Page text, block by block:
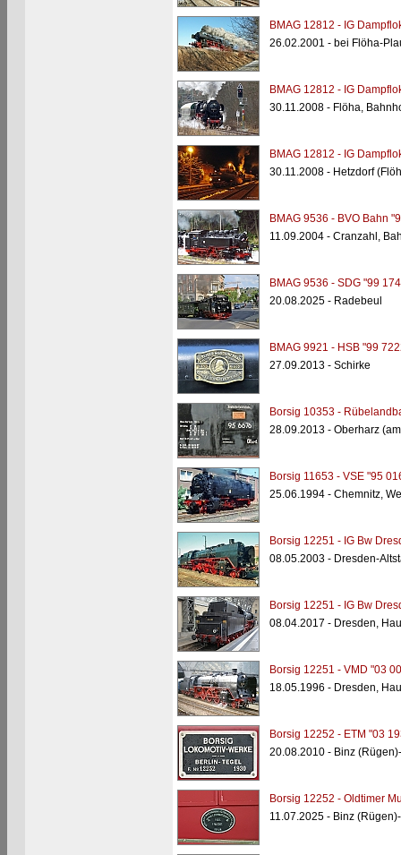
BMAG 12812 - IG
26.02.2001 - bei Flöha-
BMAG 12812 - IG
30.11.2008 - Flöha,
BMAG 12812 - IG
30.11.2008 - Hetzdorf
BMAG 9536 - BVO Bahn
11.09.2004 - Cranzahl,
BMAG 9536 - SDG "99
20.08.2025 - Radebeul
BMAG 9921 - HSB "99
27.09.2013 - Schirke
Borsig 10353 -
28.09.2013 - Oberharz
Borsig 11653 - VSE "95
25.06.1994 - Chemnitz,
Borsig 12251 - IG Bw
08.05.2003 - Dresden-
Borsig 12251 - IG Bw
08.04.2017 - Dresden,
Borsig 12251 - VMD "03
18.05.1996 - Dresden,
Borsig 12252 - ETM "03
20.08.2010 - Binz
Borsig 12252 - Oldtimer
11.07.2025 - Binz